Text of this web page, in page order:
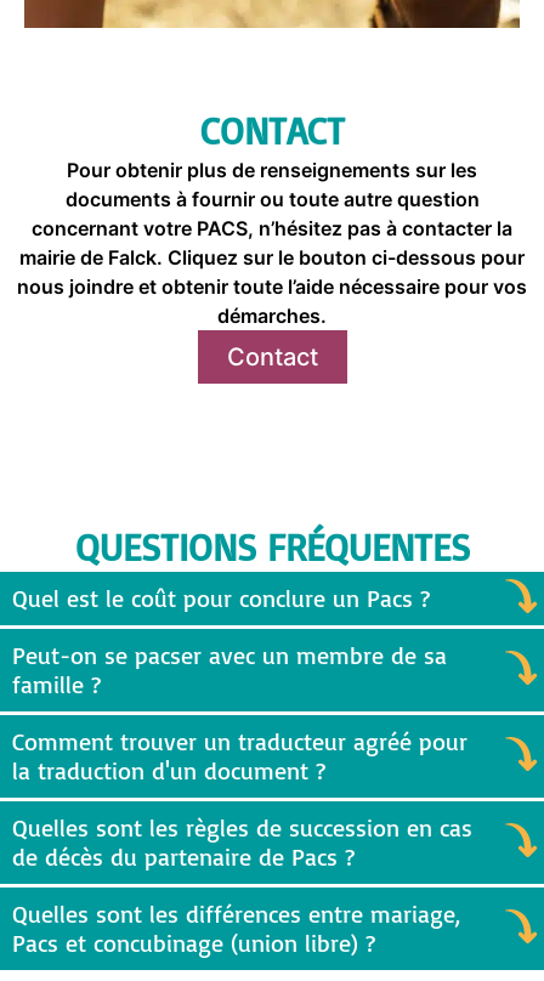
CONTACT
Pour obtenir plus de renseignements sur les
documents à fournir ou toute autre question
concernant votre PACS, n’hésitez pas à contacter la
mairie de Falck. Cliquez sur le bouton ci-dessous pour
nous joindre et obtenir toute l’aide nécessaire pour vos
démarches.
Contact
QUESTIONS FRÉQUENTES
Quel est le coût pour conclure un Pacs ?
Peut-on se pacser avec un membre de sa
famille ?
Comment trouver un traducteur agréé pour
la traduction d'un document ?
Quelles sont les règles de succession en cas
de décès du partenaire de Pacs ?
Quelles sont les différences entre mariage,
Pacs et concubinage (union libre) ?